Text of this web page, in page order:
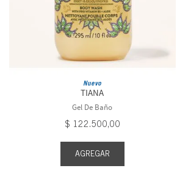
Nuevo
TIANA
Gel De Baño
$ 122.500,00
AGREGAR